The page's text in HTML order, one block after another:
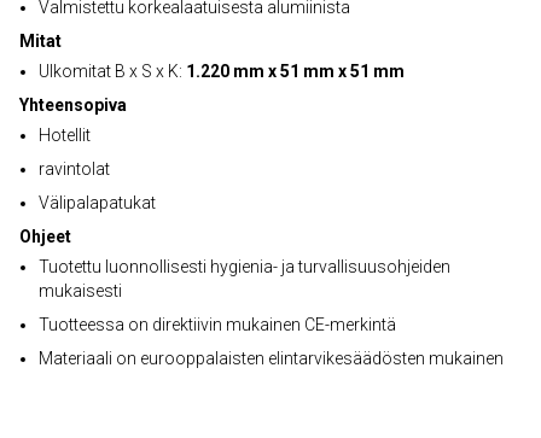
Valmistettu korkealaatuisesta alumiinista
Mitat
Ulkomitat B x S x K: 1.220 mm x 51 mm x 51 mm
Yhteensopiva
Hotellit
ravintolat
Välipalapatukat
Ohjeet
Tuotettu luonnollisesti hygienia- ja turvallisuusohjeiden
mukaisesti
Tuotteessa on direktiivin mukainen CE-merkintä
Materiaali on eurooppalaisten elintarvikesäädösten mukainen